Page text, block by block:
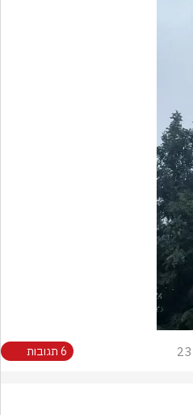
23 6 תגובות